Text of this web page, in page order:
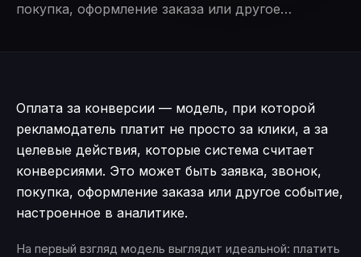
покупка, оформление заказа или другое…
Оплата за конверсии — модель, при которой
рекламодатель платит не просто за клики, а за
целевые действия, которые система считает
конверсиями. Это может быть заявка, звонок,
покупка, оформление заказа или другое событие,
настроенное в аналитике.
На первый взгляд модель выглядит идеальной: платить